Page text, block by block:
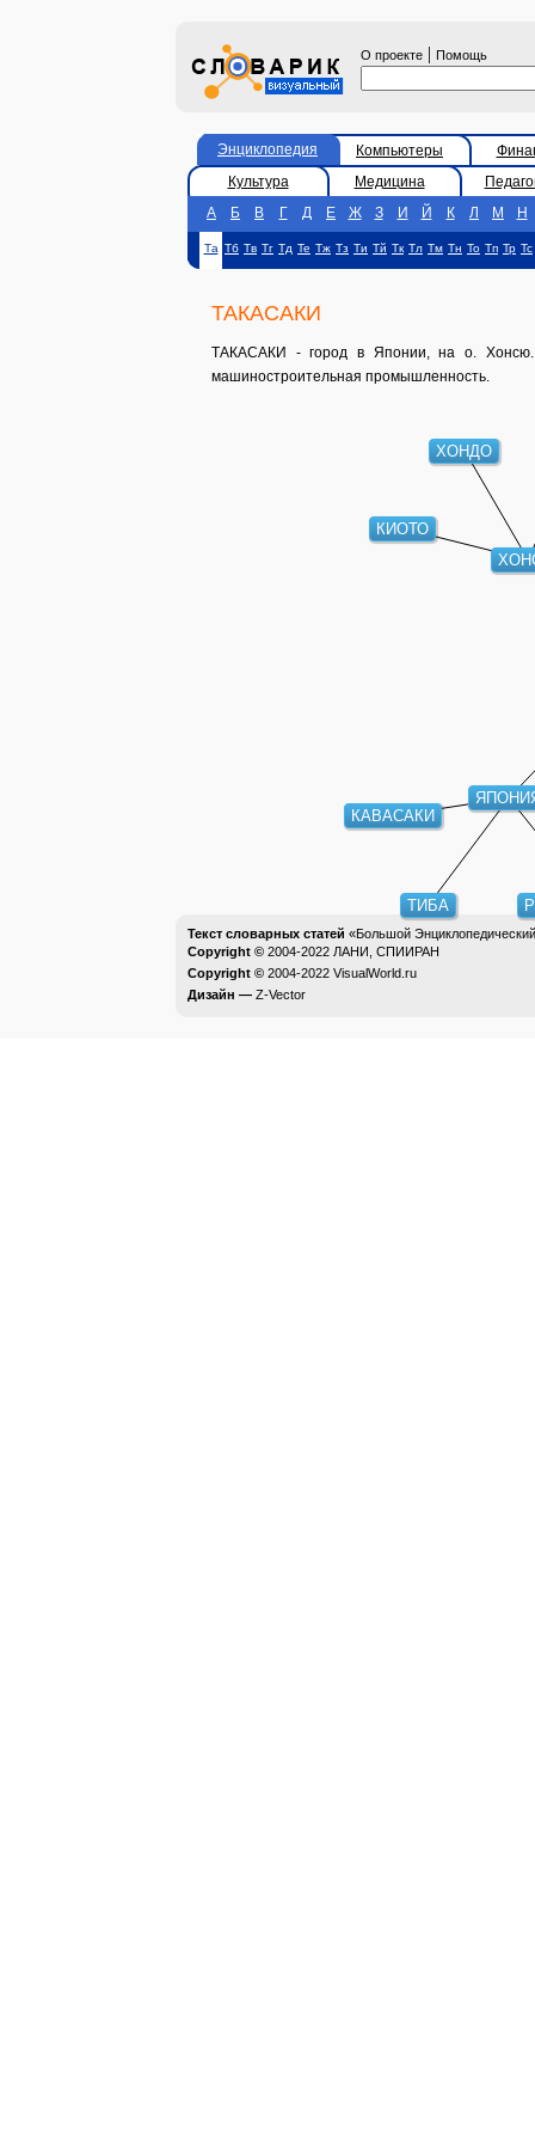
О проекте | Помощь
Энциклопедия Компьютеры
Культура
Медицина
А
Б В Г Д Е Ж З И Й К Л М Н
Та Тб Тв Тг Тд Те Тж Тз Ти Тй Тк Тл Тм Тн То Тп Тр Тс
ТАКАСАКИ
ТАКАСАКИ - город в Японии, на о. Хонсю.
машиностроительная промышленность.
ХОНДО
КИОТО
КАВАСАКИ
ТИБА
Текст словарных статей «Большой
Copyright © 2004-2022 ЛАНИ, СПИИРАН
Copyright © 2004-2022 VisualWorld.ru
Дизайн — Z-Vector